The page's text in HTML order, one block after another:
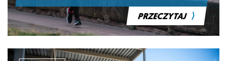
PRZECZYTAJ ⟩